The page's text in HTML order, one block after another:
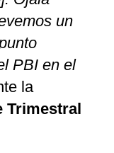
un
PBI en el
la
Trimestral